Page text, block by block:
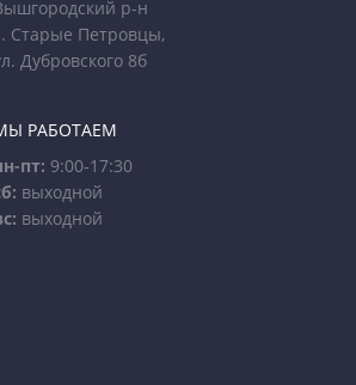
р-н
Старые Петровцы,
Дубровского 8б
РАБОТАЕМ
пт: 9:00-17:30
выходной
выходной